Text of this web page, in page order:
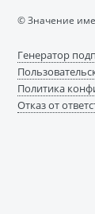
© Значение
Генератор
Политика
Отказ от